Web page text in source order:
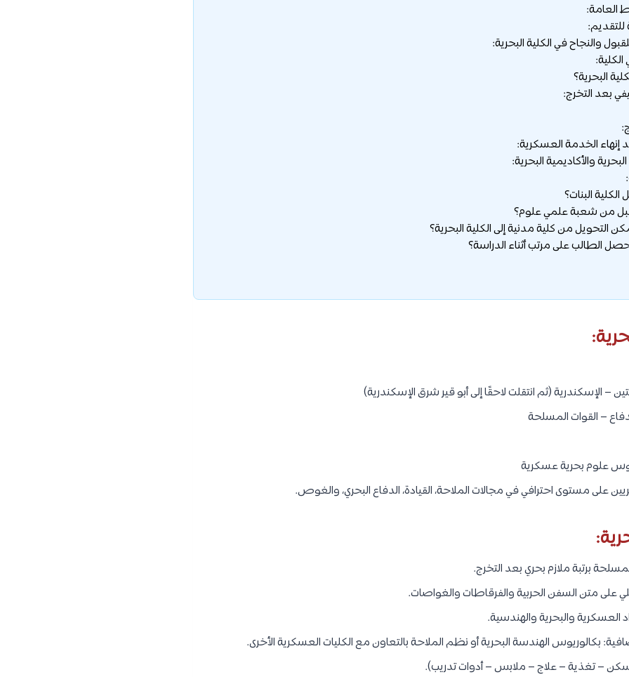
للتقديم:
والنجاح في الكلية البحرية:
البحرية؟
بعد التخرج:
الخدمة العسكرية:
والأكاديمية البحرية:
– الإسكندرية (ثم انتقلت لاحقًا إلى أبو قير شرق الإسكندرية)
– القوات المسلحة
علوم بحرية عسكرية
على مستوى احترافي في مجالات الملاحة، القيادة، الدفاع البحري، والغوص.
برتبة ملازم بحري بعد التخرج.
على متن السفن الحربية والفرقاطات والغواصات.
العسكرية والبحرية والهندسية.
بكالوريوس الهندسة البحرية أو نظم الملاحة بالتعاون مع الكليات العسكرية الأخرى.
– تغذية – علاج – ملابس – أدوات تدريب).